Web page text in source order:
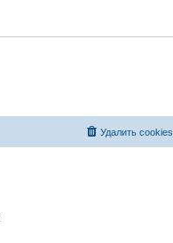
Удалить cookies